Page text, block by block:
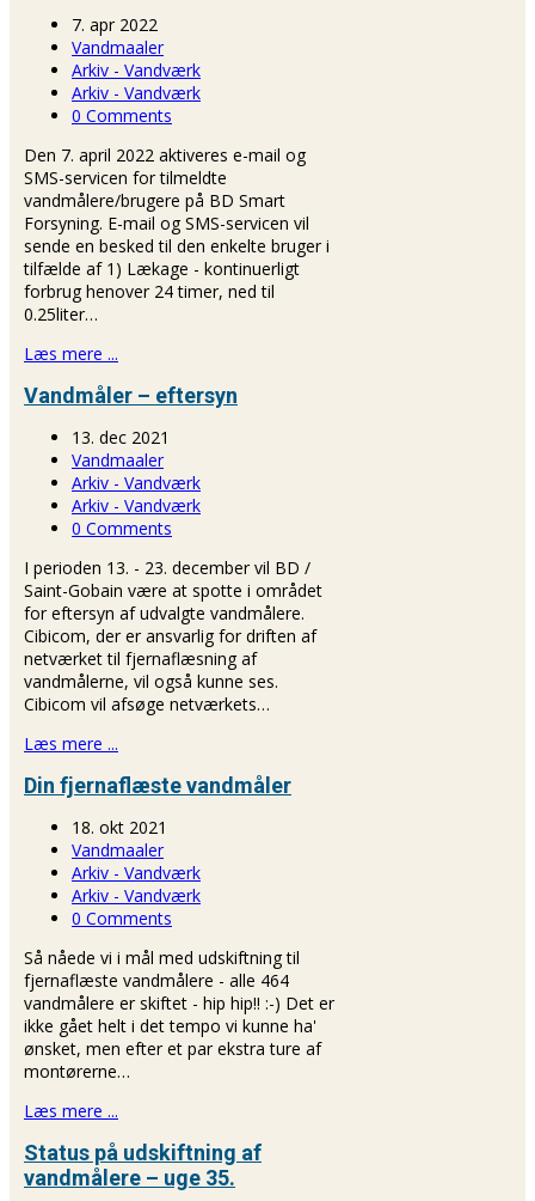
7. apr 2022
Vandmaaler
Arkiv - Vandværk
Arkiv - Vandværk
0 Comments
Den 7. april 2022 aktiveres e-mail og
SMS-servicen for tilmeldte
vandmålere/brugere på BD Smart
Forsyning. E-mail og SMS-servicen vil
sende en besked til den enkelte bruger i
tilfælde af 1) Lækage - kontinuerligt
forbrug henover 24 timer, ned til
0.25liter…
Læs mere ...
Vandmåler – eftersyn
13. dec 2021
Vandmaaler
Arkiv - Vandværk
Arkiv - Vandværk
0 Comments
I perioden 13. - 23. december vil BD /
Saint-Gobain være at spotte i området
for eftersyn af udvalgte vandmålere.
Cibicom, der er ansvarlig for driften af
netværket til fjernaflæsning af
vandmålerne, vil også kunne ses.
Cibicom vil afsøge netværkets…
Læs mere ...
Din fjernaflæste vandmåler
18. okt 2021
Vandmaaler
Arkiv - Vandværk
Arkiv - Vandværk
0 Comments
Så nåede vi i mål med udskiftning til
fjernaflæste vandmålere - alle 464
vandmålere er skiftet - hip hip!! :-) Det er
ikke gået helt i det tempo vi kunne ha'
ønsket, men efter et par ekstra ture af
montørerne…
Læs mere ...
Status på udskiftning af
vandmålere – uge 35.